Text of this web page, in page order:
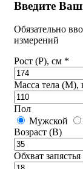
Введите
Обязательно
измерений
Рост (P), см *
Масса тела (M),
Пол
Мужской
Возраст (B)
Обхват